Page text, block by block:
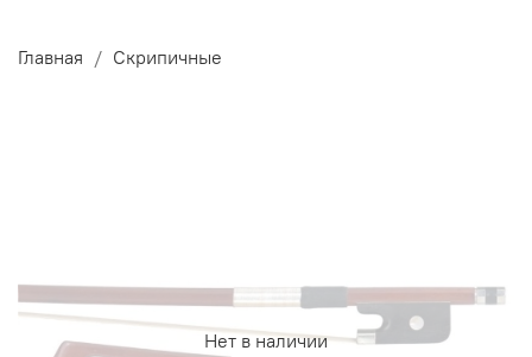
Главная Скрипичные
Нет в наличии